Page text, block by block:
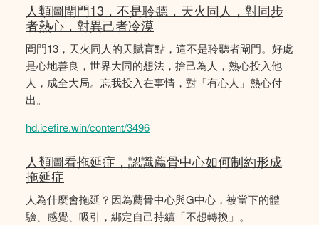
人類圖閘門13，不是聆聽，天火同人，對同步
者熱心，對異己者冷漠
閘門13，天火同人的天賦盲點，這不是聆聽者閘門。好處
是心地善良，世界大同的想法，捨己為人，熱心投入他
人，成全大局。忘我投入在事情，對「有心人」熱心付
出。
hd.icefire.win/content/3496
人類圖看拖延症，認識薦骨中心如何制約形成
拖延症
人為什麼會拖延？因為薦骨中心與G中心，被當下的體
驗、感覺、吸引，綁定自己持續「不想轉換」。